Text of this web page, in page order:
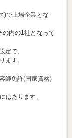
)で上場企業とな
の内の1社となって
定で、
ます。
師免許(国家資格)
はあります。